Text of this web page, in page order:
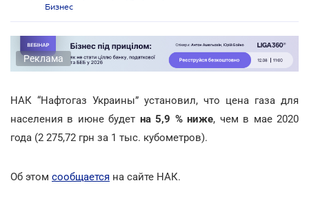
Бизнес
Реклама
НАК “Нафтогаз Украины” установил, что цена газа для
населения в июне будет на 5,9 % ниже, чем в мае 2020
года (2 275,72 грн за 1 тыс. кубометров).
Об этом сообщается на сайте НАК.